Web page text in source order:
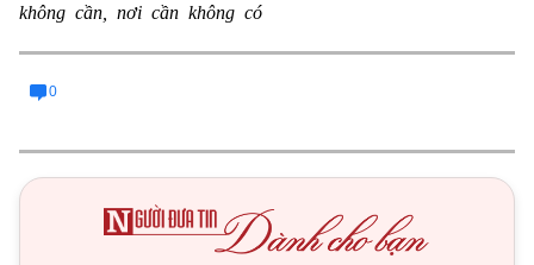
không cần, nơi cần không có
0